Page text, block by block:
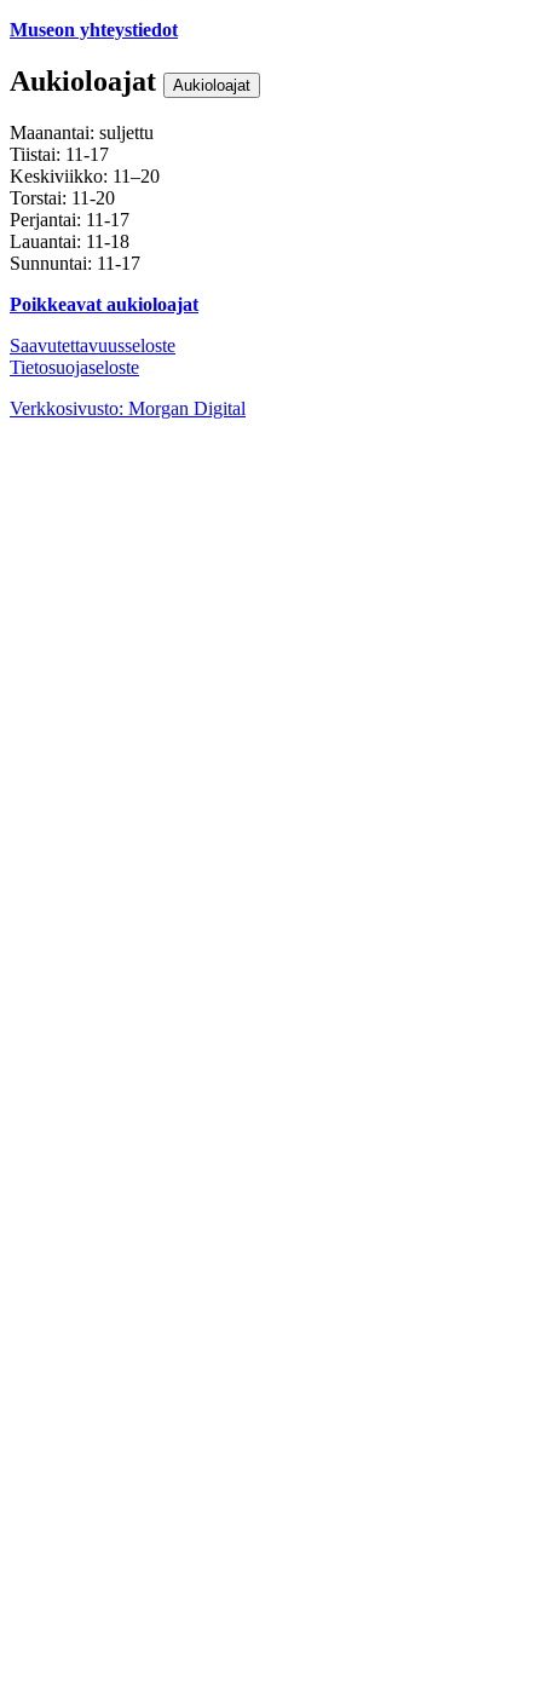
Museon yhteystiedot
Aukioloajat Aukioloajat
Maanantai: suljettu
Tiistai: 11-17
Keskiviikko: 11–20
Torstai: 11-20
Perjantai: 11-17
Lauantai: 11-18
Sunnuntai: 11-17
Poikkeavat aukioloajat
Saavutettavuusseloste
Tietosuojaseloste
Instagram
Facebook
Youtube
Verkkosivusto: Morgan Digital